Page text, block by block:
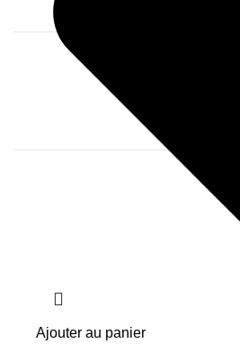
Ajouter au panier